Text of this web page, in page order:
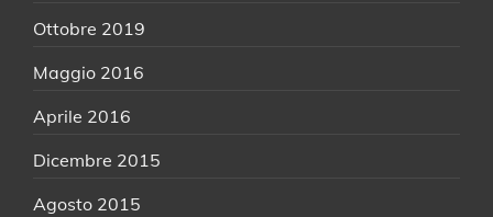
Ottobre 2019
Maggio 2016
Aprile 2016
Dicembre 2015
Agosto 2015